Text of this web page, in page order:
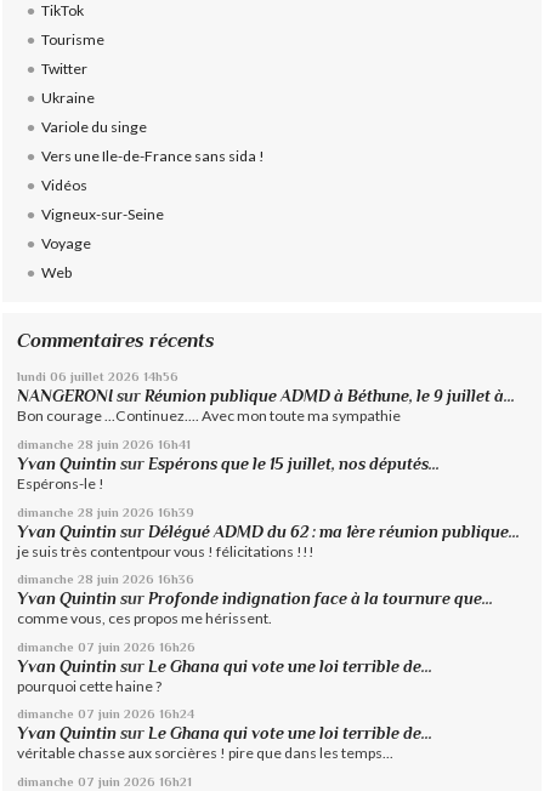
TikTok
Tourisme
Twitter
Ukraine
Variole du singe
Vers une Ile-de-France sans sida !
Vidéos
Vigneux-sur-Seine
Voyage
Web
Commentaires récents
lundi 06 juillet 2026 14h56
NANGERONI surRéunion publique ADMD à Béthune, le 9 juillet à...
Bon courage ...Continuez.... Avec mon toute ma sympathie
dimanche 28 juin 2026 16h41
Yvan Quintin surEspérons que le 15 juillet, nos députés...
Espérons-le !
dimanche 28 juin 2026 16h39
Yvan Quintin surDélégué ADMD du 62 : ma 1ère réunion publique...
je suis très contentpour vous ! félicitations !!!
dimanche 28 juin 2026 16h36
Yvan Quintin surProfonde indignation face à la tournure que...
comme vous, ces propos me hérissent.
dimanche 07 juin 2026 16h26
Yvan Quintin sur Le Ghana qui vote une loi terrible de...
pourquoi cette haine ?
dimanche 07 juin 2026 16h24
Yvan Quintin surLe Ghana qui vote une loi terrible de...
véritable chasse aux sorcières ! pire que dans les temps...
dimanche 07 juin 2026 16h21